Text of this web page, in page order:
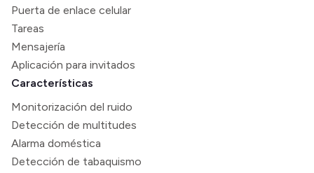
Puerta de enlace celular
Tareas
Mensajería
Aplicación para invitados
Características
Monitorización del ruido
Detección de multitudes
Alarma doméstica
Detección de tabaquismo